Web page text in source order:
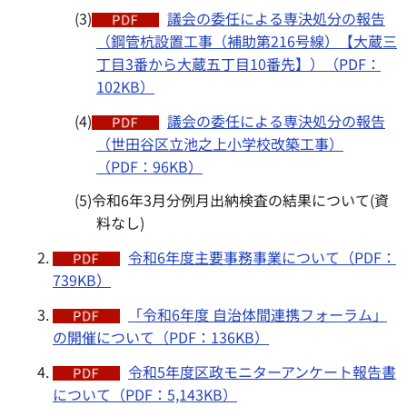
(3)
議会の委任による専決処分の報告
（鋼管杭設置工事（補助第216号線）【大蔵三
丁目3番から大蔵五丁目10番先】）（PDF：
102KB）
(4)
議会の委任による専決処分の報告
（世田谷区立池之上小学校改築工事）
（PDF：96KB）
(5)令和6年3月分例月出納検査の結果について(資
料なし)
令和6年度主要事務事業について（PDF：
739KB）
「令和6年度 自治体間連携フォーラム」
の開催について（PDF：136KB）
令和5年度区政モニターアンケート報告書
について（PDF：5,143KB）